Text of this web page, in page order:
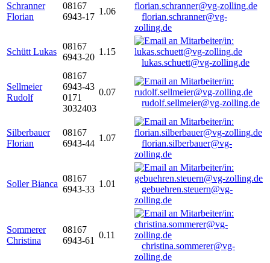
Schranner
Florian
08167
6943-17
1.06
florian.schranner@vg-
zolling.de
Schütt Lukas
08167
6943-20
1.15
lukas.schuett@vg-zolling.de
Sellmeier
Rudolf
08167
6943-43
0171
3032403
0.07
rudolf.sellmeier@vg-zolling.de
Silberbauer
Florian
08167
6943-44
1.07
florian.silberbauer@vg-
zolling.de
Soller Bianca
08167
6943-33
1.01
gebuehren.steuern@vg-
zolling.de
Sommerer
Christina
08167
6943-61
0.11
christina.sommerer@vg-
zolling.de